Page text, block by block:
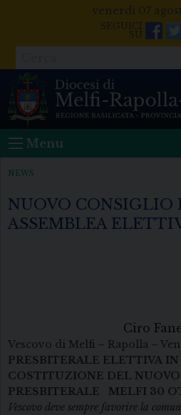
venerdì 07
Menu
NEWS
NUOVO CONSIGLIO
ASSEMBLEA
Ciro
Vescovo di Melfi – Rapolla –
PRESBITERALE ELETTIVA IN
COSTITUZIONE DEL
PRESBITERALE
MELFI 30
Vescovo deve sempre favorire la